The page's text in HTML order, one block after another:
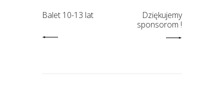
Balet 10-13 lat
Dziękujemy
sponsorom !